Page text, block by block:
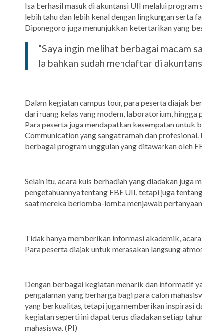
Isa berhasil masuk di akuntansi UII melalui program
lebih tahu dan lebih kenal dengan lingkungan serta
Diponegoro juga menunjukkan ketertarikan yang
“Saya ingin melihat berbagai macam
Ia bahkan sudah mendaftar di
Dalam kegiatan campus tour, para peserta diajak
dari ruang kelas yang modern, laboratorium,
Para peserta juga mendapatkan kesempatan
Communication yang sangat ramah dan
berbagai program unggulan yang ditawarkan oleh
Selain itu, acara kuis berhadiah yang diadakan juga
pengetahuannya tentang FBE UII, tetapi juga
saat mereka berlomba-lomba menjawab
Tidak hanya memberikan informasi akademik,
Para peserta diajak untuk merasakan langsung
Dengan berbagai kegiatan menarik dan informatif
pengalaman yang berharga bagi para calon
yang berkualitas, tetapi juga memberikan inspirasi
kegiatan seperti ini dapat terus diadakan setiap
mahasiswa. (PI)